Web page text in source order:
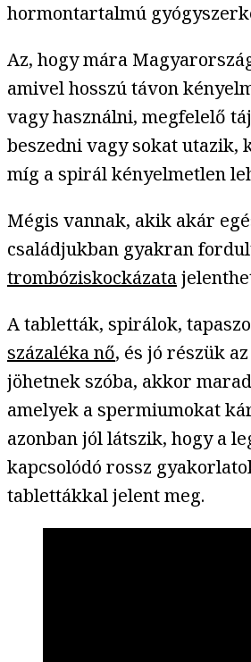
hormontartalmú
Az, hogy mára
amivel hosszú távon
vagy használni, megfelelő
beszedni vagy sokat utazik,
míg a spirál kényelmetlen
Mégis vannak, akik akár
családjukban gyakran
trombóziskockázata
A tabletták, spirálok,
százaléka nő, és jó részük
jöhetnek szóba, akkor
amelyek a spermiumokat
azonban jól látszik, hogy a
kapcsolódó rossz
tablettákkal jelent meg.